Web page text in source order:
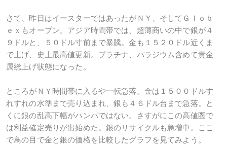
さて、昨日はイースターではあったがＮＹ、そしてＧｌｏｂ
ｅｘもオープン。アジア時間帯では、超薄商いの中で銀が４
９ドルと、５０ドル寸前まで暴騰。金も１５２０ドル近くま
で上げ、史上最高値更新。プラチナ、パラジウム含めて貴金
属総上げ状態になった。
ところがＮＹ時間帯に入るや一転急落。金は１５００ドルす
れすれの水準まで売り込まれ、銀も４６ドル台まで急落。と
くに銀の乱高下幅がハンパではない。さすがにこの高値圏で
は利益確定売りが出始めた。銀のリサイクルも急増中。ここ
で鳥の目で金と銀の価格を比較したグラフを見てみよう。